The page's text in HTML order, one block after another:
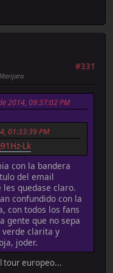
#331
2014, 09:37:02 PM
01:33:39 PM
Lk
con la bandera
del email
quedase claro.
confundido con la
con todos los fans
gente que no sepa
verde clarita y
joder.
tour europeo...